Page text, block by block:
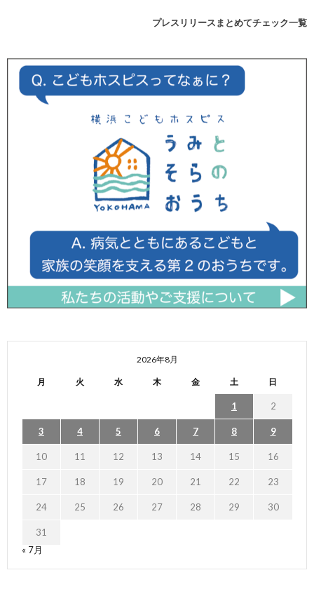
プレスリリースまとめてチェック一覧
2026年8月
月 火 水 木 金 土 日
1 2
3 4 5 6 7 8 9
10 11 12 13 14 15 16
17 18 19 20 21 22 23
24 25 26 27 28 29 30
31
« 7月